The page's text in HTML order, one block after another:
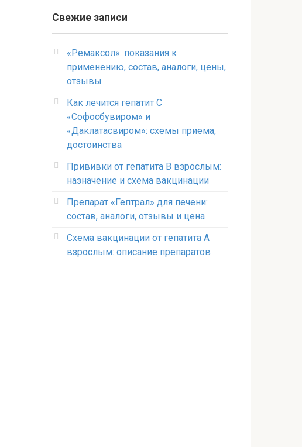
Свежие записи
«Ремаксол»: показания к
применению, состав, аналоги, цены,
отзывы
Как лечится гепатит C
«Софосбувиром» и
«Даклатасвиром»: схемы приема,
достоинства
Прививки от гепатита В взрослым:
назначение и схема вакцинации
Препарат «Гептрал» для печени:
состав, аналоги, отзывы и цена
Схема вакцинации от гепатита А
взрослым: описание препаратов